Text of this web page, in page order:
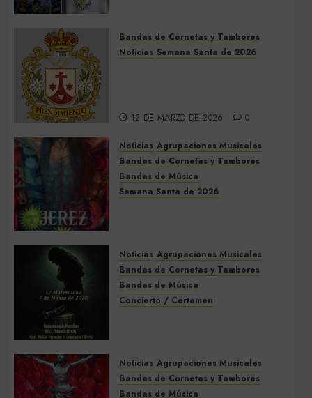
9 DE MAYO DE 2026 0
Bandas de Cornetas y Tambores
Noticias Semana Santa de 2026
12 DE MARZO DE 2026 0
Noticias Agrupaciones Musicales
Bandas de Cornetas y Tambores
Bandas de Música
Semana Santa de 2026
5 DE MARZO DE 2026 0
Noticias Agrupaciones Musicales
Bandas de Cornetas y Tambores
Bandas de Música
Concierto / Certamen
Noticias Agrupaciones Musicales
Bandas de Cornetas y Tambores
Bandas de Música